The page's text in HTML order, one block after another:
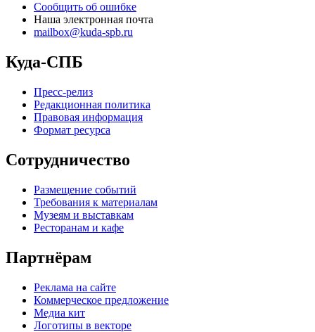
Сообщить об ошибке
Наша электронная почта
mailbox@kuda-spb.ru
Куда-СПБ
Пресс-релиз
Редакционная политика
Правовая информация
Формат ресурса
Сотрудничество
Размещение событий
Требования к материалам
Музеям и выставкам
Ресторанам и кафе
Партнёрам
Реклама на сайте
Коммерческое предложение
Медиа кит
Логотипы в векторе